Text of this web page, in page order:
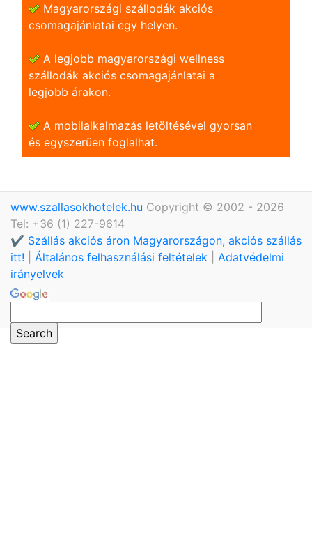
Magyarországi szállodák akciós
csomagajánlatai egy helyen.
A legjobb magyarországi wellness
szállodák akciós csomagajánlatai a
legjobb árakon.
A mobilalkalmazás letöltésével gyorsan
és egyszerũen foglalhat.
www.szallasokhotelek.hu Copyright © 2002 - 2026
Tel: +36 (1) 227-9614
✔️ Szállás akciós áron Magyarországon, akciós szállás
itt!
Általános felhasználási feltételek
Adatvédelmi
irányelvek